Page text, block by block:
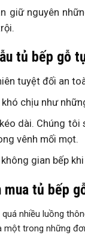
giữ nguyên
tủ bếp gỗ
tuyệt đối an
chịu như
dài. Chúng
vênh mối mọt.
gian bếp
mua tủ bếp
nhiều luồng
một trong những